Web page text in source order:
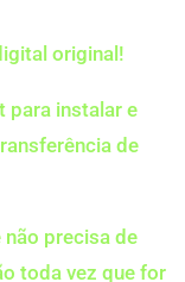
original!
para instalar e
de
precisa de
toda vez que for